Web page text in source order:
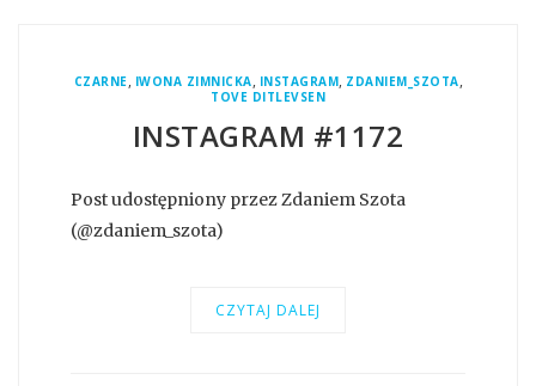
CZARNE, IWONA ZIMNICKA, INSTAGRAM, ZDANIEM_SZOTA,
TOVE DITLEVSEN
INSTAGRAM #1172
Post udostępniony przez Zdaniem Szota
(@zdaniem_szota)
CZYTAJ DALEJ